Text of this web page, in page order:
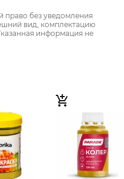
право без уведомления
вид, комплектацию
информация не